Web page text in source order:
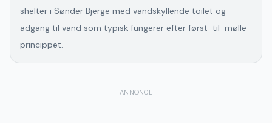
shelter i Sønder Bjerge med vandskyllende toilet og
adgang til vand som typisk fungerer efter først-til-mølle-
princippet.
ANNONCE